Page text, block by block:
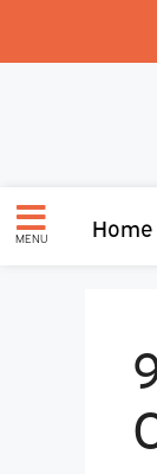
MENU Home